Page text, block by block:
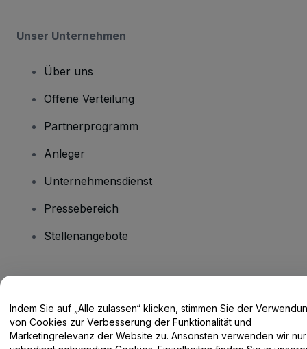
Unser Unternehmen
Über uns
Offene Verteilung
Partnerprogramm
Anleger
Unternehmensdienst
Pressebereich
Stellenangebote
Hilfe-Center / Kontakt
Indem Sie auf „Alle zulassen“ klicken, stimmen Sie der
von Cookies zur Verbesserung der Funktionalität und
Marketingrelevanz der Website zu. Ansonsten verwenden wir nur